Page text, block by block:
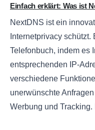
Einfach erklärt: Was ist
NextDNS ist ein
Internetprivacy
Telefonbuch, indem es
entsprechenden IP-
verschiedene
unerwünschte
Werbung und